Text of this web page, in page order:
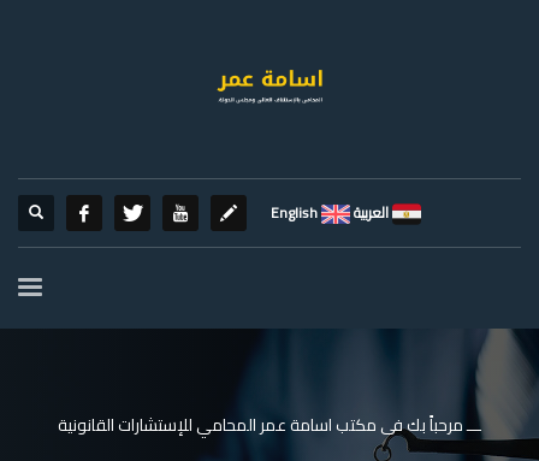
العربية English
ـــ مرحباً بك فى مكتب اسامة عمر المحامي للإستشارات القانونية